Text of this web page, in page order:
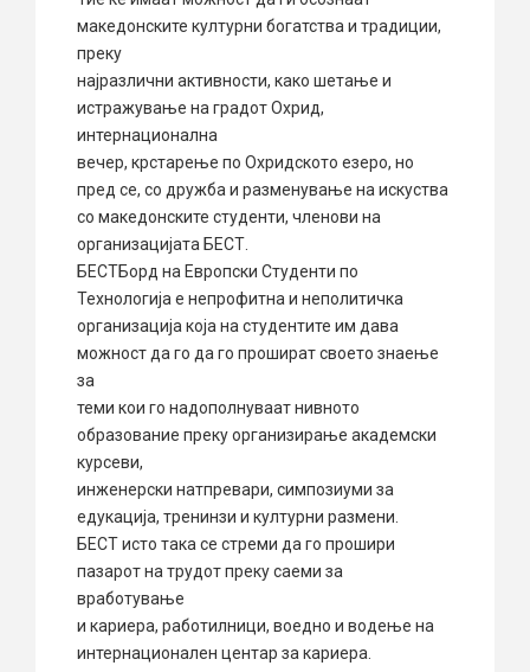
македонските културни богатства и традиции,
преку
најразлични активности, како шетање и
истражување на градот Охрид,
интернационална
вечер, крстарење по Охридското езеро, но
пред се, со дружба и разменување на искуства
со македонските студенти, членови на
организацијата БЕСТ.
БЕСТБорд на Европски Студенти по
Технологија е непрофитна и неполитичка
организација која на студентите им дава
можност да го да го прошират своето знаење
за
теми кои го надополнуваат нивното
образование преку организирање академски
курсеви,
инженерски натпревари, симпозиуми за
едукација, тренинзи и културни размени.
БЕСТ исто така се стреми да го прошири
пазарот на трудот преку саеми за
вработување
и кариера, работилници, воедно и водење на
интернационален центар за кариера.